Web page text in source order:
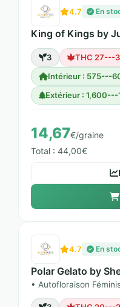
4.7 En
King of Kings by
3 THC 27---
Intérieur : 575---
Extérieur :
14,67€/graine
Total : 44,00€
4.7 En
Polar Gelato by
• Autofloraison